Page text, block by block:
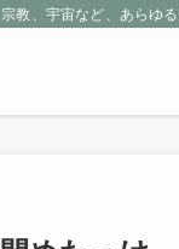
教、宇宙など、あら